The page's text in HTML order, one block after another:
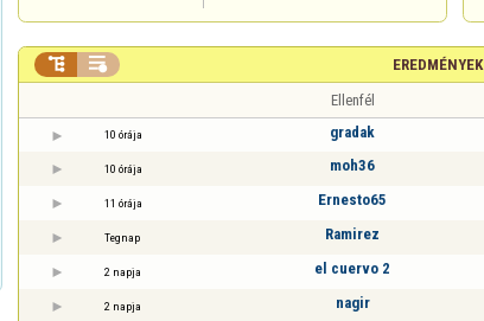
EREDMÉNYEK
 
Ellenfél
10 órája gradak
10 órája moh36
11 órája Ernesto65
Tegnap Ramirez
2 napja el cuervo 2
2 napja nagir